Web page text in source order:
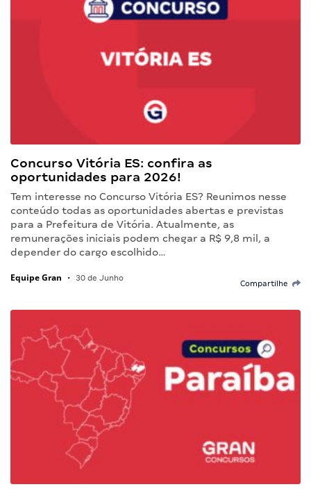
Concurso Vitória ES: confira as
oportunidades para 2026!
Tem interesse no Concurso Vitória ES? Reunimos nesse
conteúdo todas as oportunidades abertas e previstas
para a Prefeitura de Vitória. Atualmente, as
remunerações iniciais podem chegar a R$ 9,8 mil, a
depender do cargo escolhido…
Equipe Gran • 30 de Junho
Compartilhe